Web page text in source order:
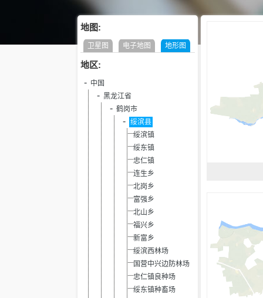
地图:
卫星图 电子地图 地形图
地区:
中国
黑龙江省
鹤岗市
绥滨县
绥滨镇
绥东镇
忠仁镇
连生乡
北岗乡
富强乡
北山乡
福兴乡
新富乡
绥滨西林场
国营中兴边防林场
忠仁镇良种场
绥东镇种畜场